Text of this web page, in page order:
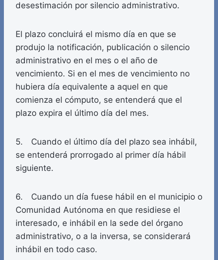
desestimación por silencio administrativo.
El plazo concluirá el mismo día en que se
produjo la notificación, publicación o silencio
administrativo en el mes o el año de
vencimiento. Si en el mes de vencimiento no
hubiera día equivalente a aquel en que
comienza el cómputo, se entenderá que el
plazo expira el último día del mes.
5. Cuando el último día del plazo sea inhábil,
se entenderá prorrogado al primer día hábil
siguiente.
6. Cuando un día fuese hábil en el municipio o
Comunidad Autónoma en que residiese el
interesado, e inhábil en la sede del órgano
administrativo, o a la inversa, se considerará
inhábil en todo caso.